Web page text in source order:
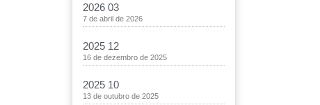
2026 03
7 de abril de 2026
2025 12
16 de dezembro de 2025
2025 10
13 de outubro de 2025